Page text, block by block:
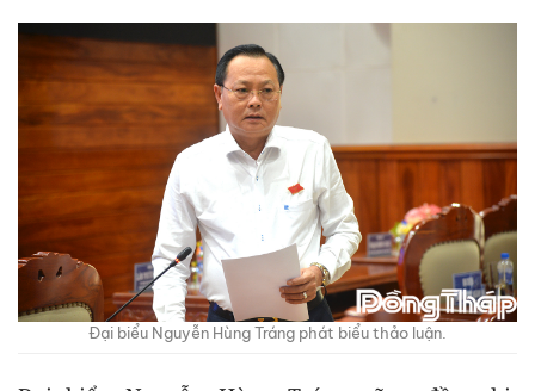
Đại biểu Nguyễn Hùng Tráng phát biểu thảo luận.